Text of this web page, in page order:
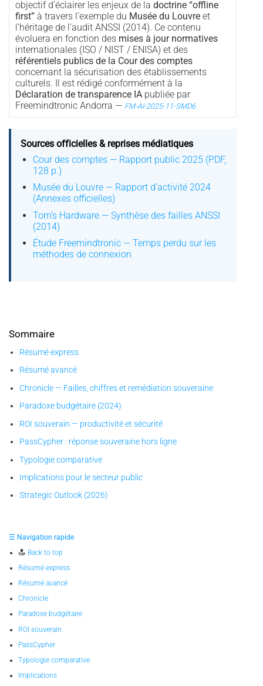
objectif d’éclairer les enjeux de la doctrine “offline
first” à travers l’exemple du Musée du Louvreet
l’héritage de l’audit ANSSI (2014). Ce contenu
évoluera en fonction des mises à jour normatives
internationales (ISO / NIST / ENISA) et des
référentiels publics de la Cour des comptes
concernant la sécurisation des établissements
culturels. Il est rédigé conformément à la
Déclaration de transparence IApubliée par
Freemindtronic Andorra — FM-AI-2025-11-SMD6
Sources officielles & reprises médiatiques
Cour des comptes — Rapport public 2025 (PDF,
128 p.)
Musée du Louvre — Rapport d’activité 2024
(Annexes officielles)
Tom’s Hardware — Synthèse des failles ANSSI
(2014)
Étude Freemindtronic — Temps perdu sur les
méthodes de connexion
Sommaire
Résumé express
Résumé avancé
Chronicle — Failles, chiffres et remédiation souveraine
Paradoxe budgétaire (2024)
ROI souverain — productivité et sécurité
PassCypher : réponse souveraine hors ligne
Typologie comparative
Implications pour le secteur public
Strategic Outlook (2026)
☰ Navigation rapide
Back to top
Résumé express
Résumé avancé
Chronicle
Paradoxe budgétaire
ROI souverain
PassCypher
Typologie comparative
Implications